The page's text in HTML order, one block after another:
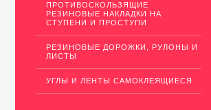
ПРОТИВОСКОЛЬЗЯЩИЕ
РЕЗИНОВЫЕ НАКЛАДКИ НА
СТУПЕНИ И ПРОСТУПИ
РЕЗИНОВЫЕ ДОРОЖКИ, РУЛОНЫ И
ЛИСТЫ
УГЛЫ И ЛЕНТЫ САМОКЛЕЯЩИЕСЯ